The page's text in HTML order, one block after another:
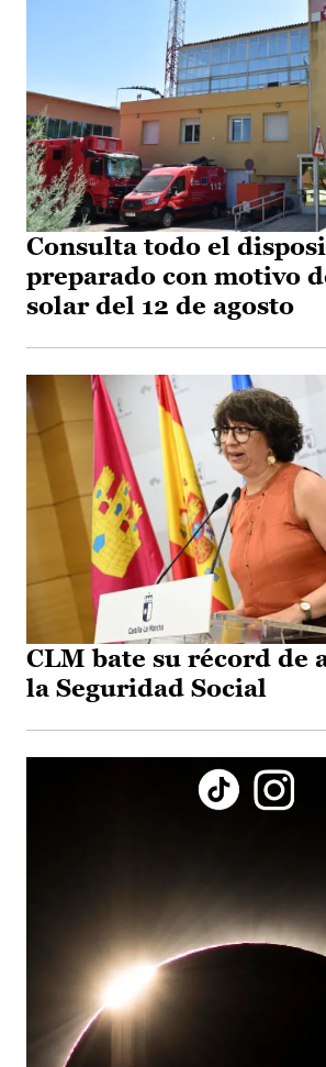
Consulta todo el
preparado con motivo
solar del 12 de agosto
CLM bate su récord de
la Seguridad Social